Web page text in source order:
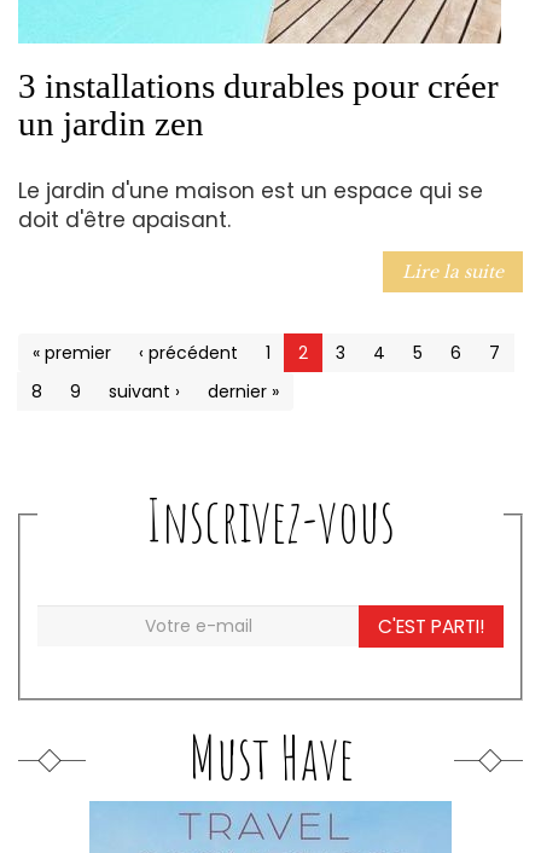
3 installations durables pour créer
un jardin zen
Le jardin d'une maison est un espace qui se
doit d'être apaisant.
Lire la suite
« premier ‹ précédent 1 2 3 4 5 6
7
8
9 suivant › dernier »
Inscrivez-vous
C'EST PARTI!
Must Have